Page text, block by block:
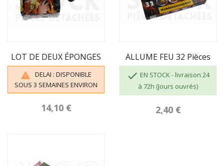
LOT DE DEUX ÉPONGES

DELAI : DISPONIBLE
SOUS 3 SEMAINES ENVIRON
14,10 €
ALLUME FEU 32 Pièces
 EN STOCK - livraison 24
à 72h (Jours ouvrés)
2,40 €